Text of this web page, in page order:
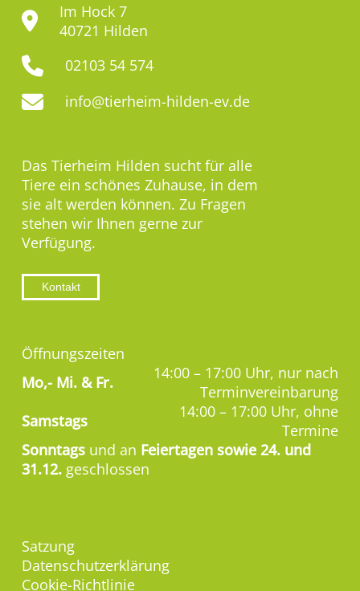
Im Hock 7
40721 Hilden
02103 54 574
info@tierheim-hilden-ev.de
Das Tierheim Hilden sucht für alle
Tiere ein schönes Zuhause, in dem
sie alt werden können. Zu Fragen
stehen wir Ihnen gerne zur
Verfügung.
Kontakt
Öffnungszeiten
Mo,- Mi. & Fr.
14:00 – 17:00 Uhr, nur nach
Terminvereinbarung
Samstags
14:00 – 17:00 Uhr, ohne
Termine
Sonntags und an Feiertagen sowie 24. und
31.12. geschlossen
Satzung
Datenschutzerklärung
Cookie-Richtlinie